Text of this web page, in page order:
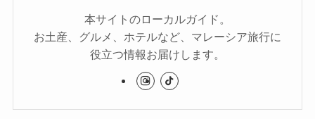
本サイトのローカルガイド。
お土産、グルメ、ホテルなど、マレーシア旅行に
役立つ情報お届けします。